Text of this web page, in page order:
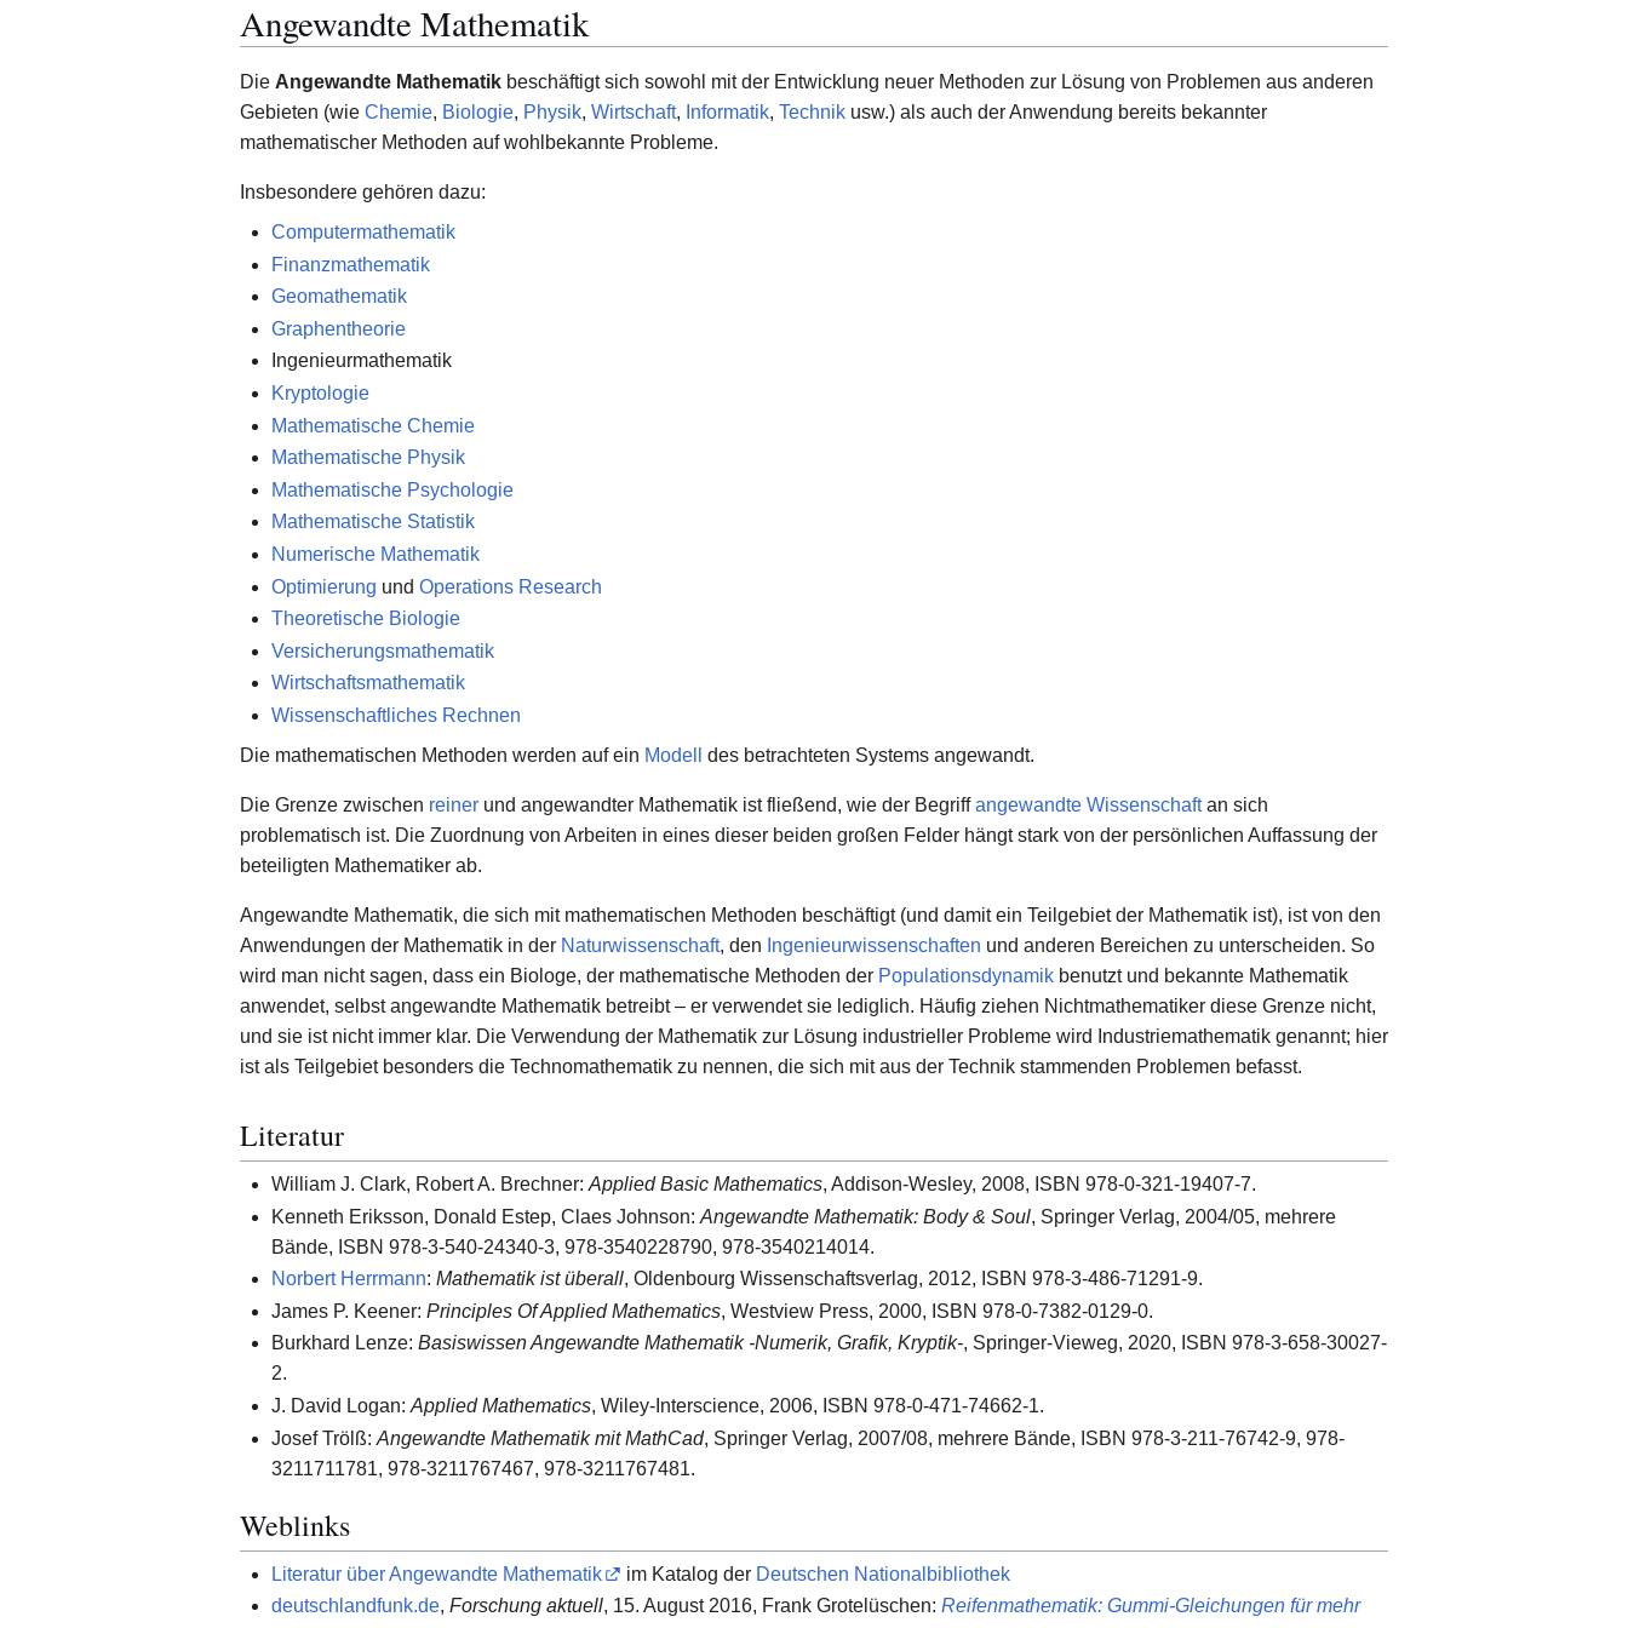
Angewandte Mathematik
Die Angewandte Mathematik beschäftigt sich sowohl mit der Entwicklung neuer Methoden zur Lösung von Problemen aus anderen
Gebieten (wie Chemie, Biologie, Physik, Wirtschaft, Informatik, Technik usw.) als auch der Anwendung bereits bekannter
mathematischer Methoden auf wohlbekannte Probleme.
Insbesondere gehören dazu:
Computermathematik
Finanzmathematik
Geomathematik
Graphentheorie
Ingenieurmathematik
Kryptologie
Mathematische Chemie
Mathematische Physik
Mathematische Psychologie
Mathematische Statistik
Numerische Mathematik
Optimierung und Operations Research
Theoretische Biologie
Versicherungsmathematik
Wirtschaftsmathematik
Wissenschaftliches Rechnen
Die mathematischen Methoden werden auf ein Modell des betrachteten Systems angewandt.
Die Grenze zwischen reiner und angewandter Mathematik ist fließend, wie der Begriffangewandte Wissenschaftan sich
problematisch ist. Die Zuordnung von Arbeiten in eines dieser beiden großen Felder hängt stark von der persönlichen Auffassung der
beteiligten Mathematiker ab.
Angewandte Mathematik, die sich mit mathematischen Methoden beschäftigt (und damit ein Teilgebiet der Mathematik ist), ist von den
Anwendungen der Mathematik in der Naturwissenschaft, den Ingenieurwissenschaften und anderen Bereichen zu unterscheiden. So
wird man nicht sagen, dass ein Biologe, der mathematische Methoden der Populationsdynamik benutzt und bekannte Mathematik
anwendet, selbst angewandte Mathematik betreibt – er verwendet sie lediglich. Häufig ziehen Nichtmathematiker diese Grenze nicht,
und sie ist nicht immer klar. Die Verwendung der Mathematik zur Lösung industrieller Probleme wird Industriemathematik genannt; hier
ist als Teilgebiet besonders die Technomathematik zu nennen, die sich mit aus der Technik stammenden Problemen befasst.
Literatur
William J. Clark, Robert A. Brechner: Applied Basic Mathematics, Addison-Wesley, 2008, ISBN 978-0-321-19407-7.
Kenneth Eriksson, Donald Estep, Claes Johnson: Angewandte Mathematik: Body & Soul, Springer Verlag, 2004/05, mehrere
Bände, ISBN 978-3-540-24340-3, 978-3540228790, 978-3540214014.
Norbert Herrmann: Mathematik ist überall, Oldenbourg Wissenschaftsverlag, 2012, ISBN 978-3-486-71291-9.
James P. Keener: Principles Of Applied Mathematics, Westview Press, 2000, ISBN 978-0-7382-0129-0.
Burkhard Lenze: Basiswissen Angewandte Mathematik -Numerik, Grafik, Kryptik-, Springer-Vieweg, 2020, ISBN 978-3-658-30027-
2.
J. David Logan: Applied Mathematics, Wiley-Interscience, 2006, ISBN 978-0-471-74662-1.
Josef Trölß: Angewandte Mathematik mit MathCad, Springer Verlag, 2007/08, mehrere Bände, ISBN 978-3-211-76742-9, 978-
3211711781, 978-3211767467, 978-3211767481.
Weblinks
Literatur über Angewandte Mathematik im Katalog der Deutschen Nationalbibliothek
deutschlandfunk.de, Forschung aktuell, 15. August 2016, Frank Grotelüschen: Reifenmathematik: Gummi-Gleichungen für mehr